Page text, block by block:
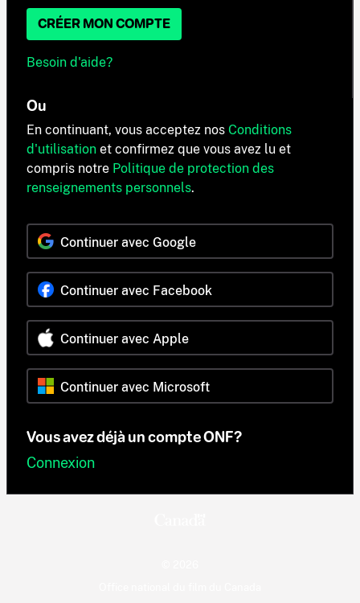
CRÉER MON COMPTE
Besoin d'aide?
Ou
En continuant, vous acceptez nos Conditions
d'utilisation et confirmez que vous avez lu et
compris notre Politique de protection des
renseignements personnels.
Continuer avec Google
Continuer avec Facebook
Continuer avec Apple
Continuer avec Microsoft
Vous avez déjà un compte ONF?
Connexion